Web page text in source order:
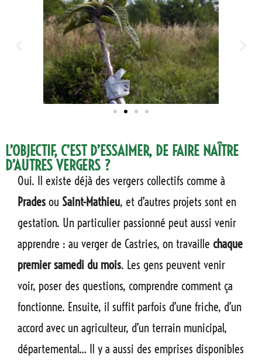
L’OBJECTIF, C’EST D’ESSAIMER, DE FAIRE NAÎTRE
D’AUTRES VERGERS ?
Oui. Il existe déjà des vergers collectifs comme à
Prades ou Saint-Mathieu, et d’autres projets sont en
gestation. Un particulier passionné peut aussi venir
apprendre : au verger de Castries, on travaille chaque
premier samedi du mois. Les gens peuvent venir
voir, poser des questions, comprendre comment ça
fonctionne. Ensuite, il suffit parfois d’une friche, d’un
accord avec un agriculteur, d’un terrain municipal,
départemental… Il y a aussi des emprises disponibles